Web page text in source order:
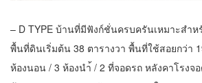
– D TYPE บ้านที่มีฟังก์ชั่นครบครันเหมาะสํา
พื้นที่ดินเริ่มต้น 38 ตารางวา พื้นที่ใช้สอยกว่า
ห้องนอน / 3 ห้องนํา้ / 2 ที่จอดรถ หลังคาโรงจ